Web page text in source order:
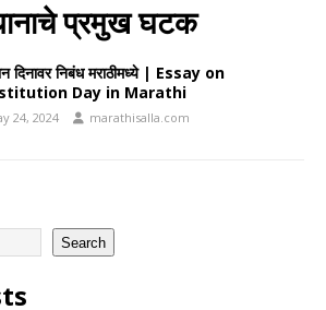
प्रमुख घटक
दिनावर निबंध मराठीमध्ये | Essay on
Day in Marathi
24, 2024 marathisalla.com
Search